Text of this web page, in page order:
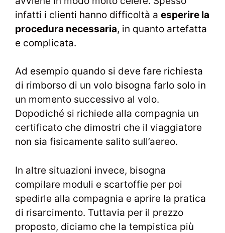
infatti i clienti hanno difficoltà a esperire la
procedura necessaria, in quanto artefatta
e complicata.
Ad esempio quando si deve fare richiesta
di rimborso di un volo bisogna farlo solo in
un momento successivo al volo.
Dopodiché si richiede alla compagnia un
certificato che dimostri che il viaggiatore
non sia fisicamente salito sull’aereo.
In altre situazioni invece, bisogna
compilare moduli e scartoffie per poi
spedirle alla compagnia e aprire la pratica
di risarcimento. Tuttavia per il prezzo
proposto, diciamo che la tempistica più